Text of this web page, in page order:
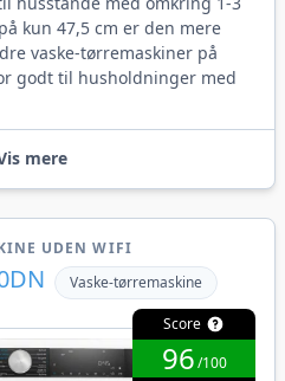
kun 47,5 cm er den mere
vaske-tørremaskiner på
godt til husholdninger med
mere
UDEN WIFI
Vaske-tørremaskine
Score
96/100